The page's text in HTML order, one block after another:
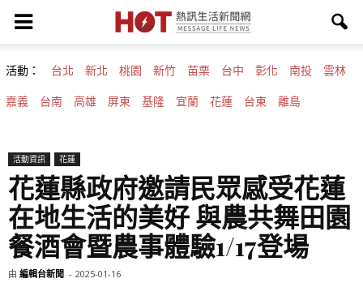
活動： 台北 新北 桃園 新竹 苗栗 台中 彰化 南投 雲林
嘉義 台南 高雄 屏東 基隆 宜蘭 花蓮 台東 離島
活動資訊 花蓮
花蓮縣政府邀請民眾感受花蓮
在地生活的美好 與農共舞田園
餐酒會暨農事體驗1/17登場
由 編輯台新聞 - 2025-01-16